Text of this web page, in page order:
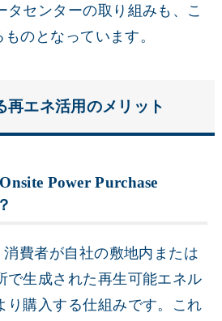
タセンターの取り組みも、こ
のとなっています。
再エネ活用のメリット
Power Purchase
消費者が自社の敷地内または
で生成された再生可能エネル
り購入する仕組みです。これ